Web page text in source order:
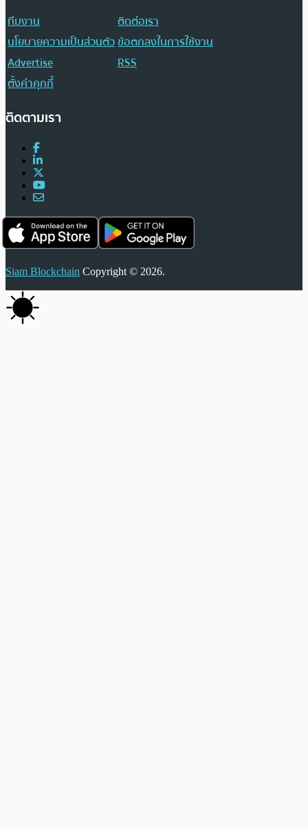
ทีมงาน
ติดต่อเรา
นโยบายความเป็นส่วนตัวข้อตกลงในการใช้งาน
Advertise
RSS
ตั้งค่าคุกกี้
ติดตามเรา
Siam Blockchain Copyright © 2026.